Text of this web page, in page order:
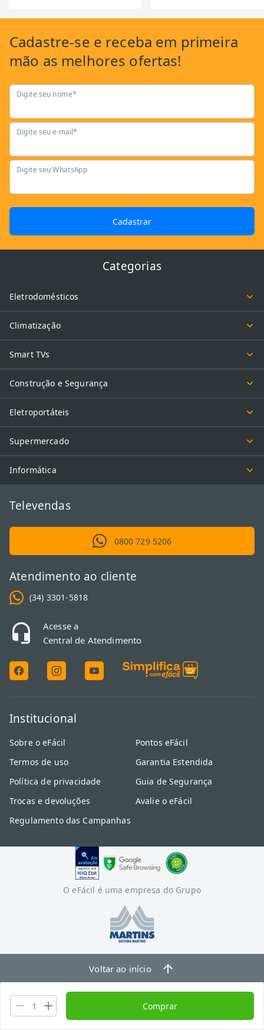
Cadastre-se e receba em primeira
mão as melhores ofertas!
Digite seu nome*
Digite seu e-mail*
Digite seu WhatsApp
Cadastrar
Categorias
Eletrodomésticos
Climatização
Smart TVs
Construção e Segurança
Eletroportáteis
Supermercado
Informática
Televendas
0800 729 5206
Atendimento ao cliente
(34) 3301-5818
Acesse a
Central de Atendimento
Institucional
Sobre o eFácil
Termos de uso
Política de privacidade
Trocas e devoluções
Regulamento das Campanhas
Pontos eFácil
Garantia Estendida
Guia de Segurança
Avalie o eFácil
O eFácil é uma empresa do Grupo
Voltar ao início
Comprar